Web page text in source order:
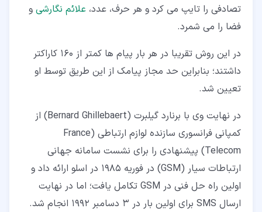
تصادفی را تایپ می کرد و هر حرف، عدد، علائم نگارشی و
فضا را می شمرد.
در این روش تقریبا در هر بار پیام ها کمتر از 160 کاراکتر
داشتند؛ بنابراین حد مجاز پیامک از این طریق توسط او
تعیین شد.
در نهایت وی با برنارد گیلبرت (Bernard Ghillebaert) از
کمپانی فرانسوری سازنده لوازم ارتباطی (France
Telecom) پیشنهادی را برای نشست سامانه جهانی
ارتباطات سیار (GSM) در فوریه 1985 در اسلو ارائه داد و
اولین راه حل فنی در GSM تکامل یافت؛ اما در نهایت
ارسال SMS برای اولین بار در 3 دسامبر 1992 انجام شد.